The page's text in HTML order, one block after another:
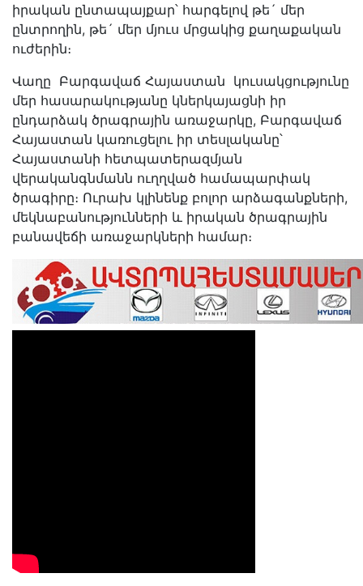
իրական ընտապայքար՝ հարգելով թե´ մեր
ընտրողին, թե´ մեր մյուս մրցակից քաղաքական
ուժերին։
Վաղը Բարգավաճ Հայաստան կուսակցությունը
մեր հասարակությանը կներկայացնի իր
ընդարձակ ծրագրային առաջարկը, Բարգավաճ
Հայաստան կառուցելու իր տեսլականը՝
Հայաստանի հետպատերազմյան
վերականգնմանն ուղղված համապարփակ
ծրագիրը։ Ուրախ կլինենք բոլոր արձագանքների,
մեկնաբանությունների և իրական ծրագրային
բանավեճի առաջարկների համար։